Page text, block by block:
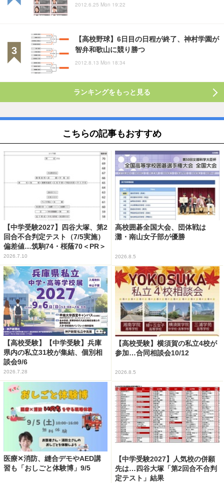
2012.6.25 Mon 19:22
【高校野球】6日目の日程が終了、神村学園が
智弁和歌山に競り勝つ
2012.8.13 Mon 18:34
ランキングをもっと見る
こちらの記事もおすすめ
【中学受験2027】四谷大塚、第2
回合不合判定テスト（7/5実施）
偏差値…筑駒74・桜蔭70＜PR＞
2026.7.10
高校囲碁全国大会、団体戦は
灘・南山女子部が優勝
2026.8.5
【高校受験】【中学受験】兵庫
県内の私立31校が集結、個別相
談会9/6
2026.7.28
【高校受験】横須賀の私立4校が
参加…合同相談会10/12
2026.8.5
医療✕消防、縫合デモやAED講
習も「おしごと体験博」9/5
【中学受験2027】人気校の併願
先は…四谷大塚「第2回合不合判
定テスト」結果